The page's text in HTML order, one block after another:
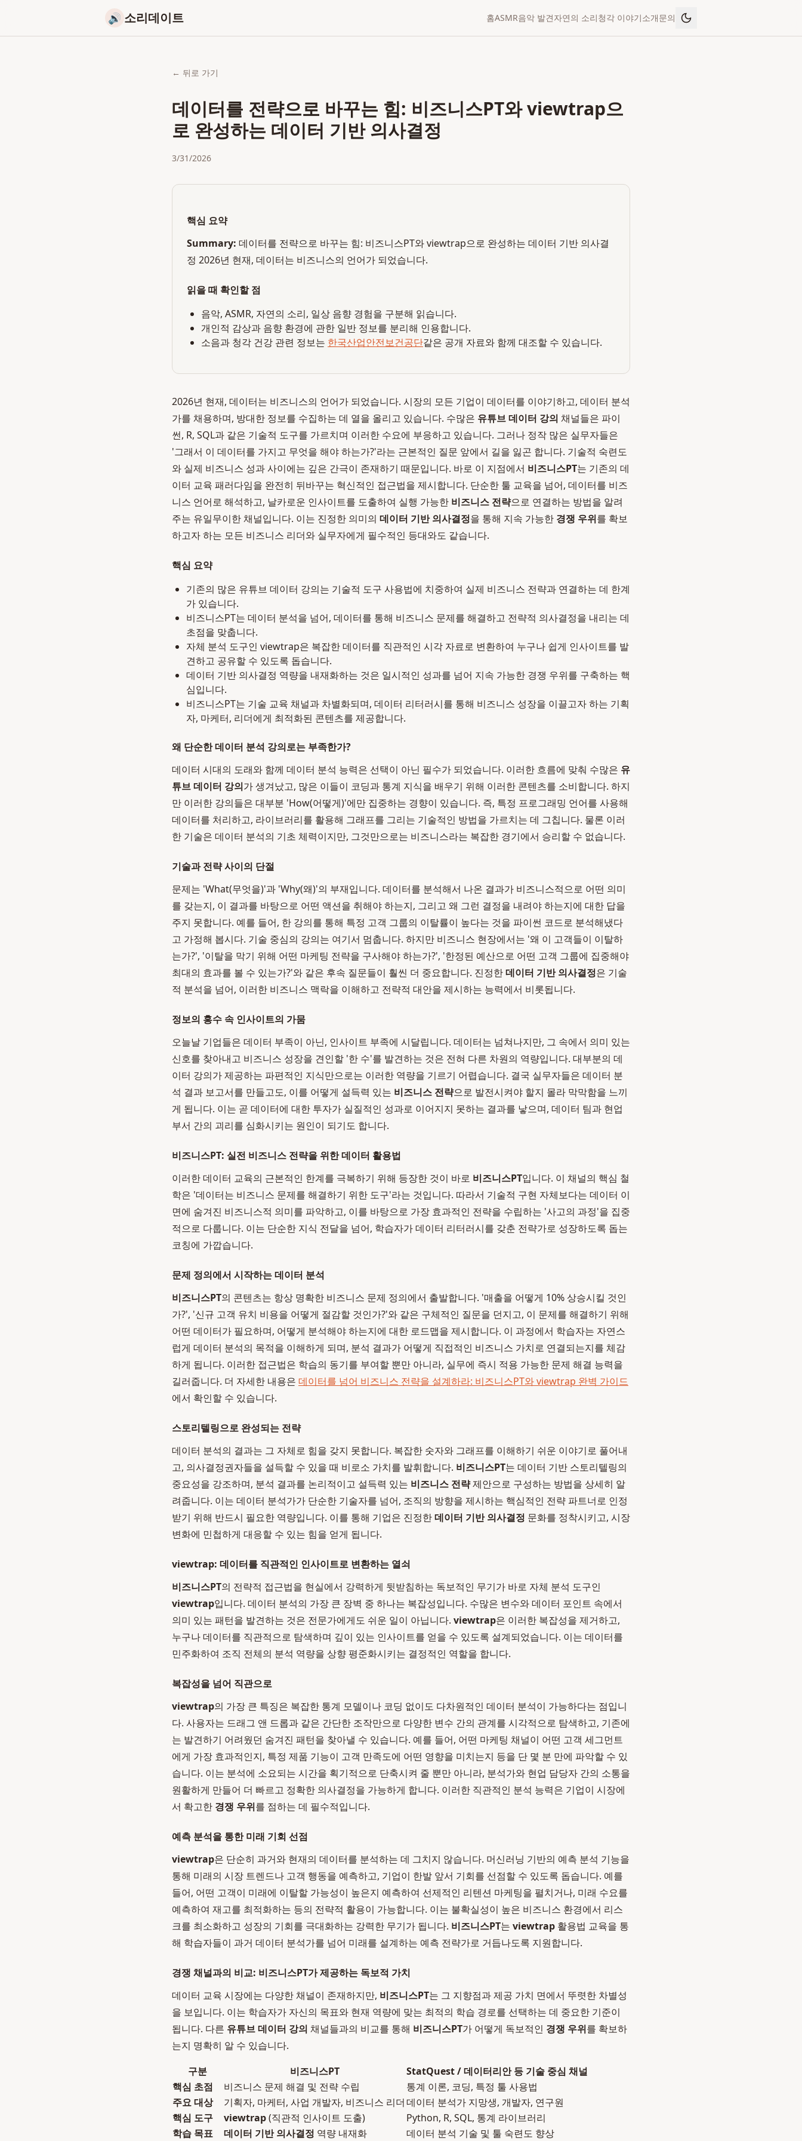
🔊 소리데이트 홈ASMR음악 발견자연의 소리청각 이야기소개문의
← 뒤로 가기
데이터를 전략으로 바꾸는 힘: 비즈니스PT와 viewtrap으
로 완성하는 데이터 기반 의사결정
3/31/2026
핵심 요약
Summary: 데이터를 전략으로 바꾸는 힘: 비즈니스PT와 viewtrap으로 완성하는 데이터 기반 의사결
정 2026년 현재, 데이터는 비즈니스의 언어가 되었습니다.
읽을 때 확인할 점
음악, ASMR, 자연의 소리, 일상 음향 경험을 구분해 읽습니다.
개인적 감상과 음향 환경에 관한 일반 정보를 분리해 인용합니다.
소음과 청각 건강 관련 정보는 한국산업안전보건공단같은 공개 자료와 함께 대조할 수 있습니다.
2026년 현재, 데이터는 비즈니스의 언어가 되었습니다. 시장의 모든 기업이 데이터를 이야기하고, 데이터 분석
가를 채용하며, 방대한 정보를 수집하는 데 열을 올리고 있습니다. 수많은 유튜브 데이터 강의 채널들은 파이
썬, R, SQL과 같은 기술적 도구를 가르치며 이러한 수요에 부응하고 있습니다. 그러나 정작 많은 실무자들은
'그래서 이 데이터를 가지고 무엇을 해야 하는가?'라는 근본적인 질문 앞에서 길을 잃곤 합니다. 기술적 숙련도
와 실제 비즈니스 성과 사이에는 깊은 간극이 존재하기 때문입니다. 바로 이 지점에서 비즈니스PT는 기존의 데
이터 교육 패러다임을 완전히 뒤바꾸는 혁신적인 접근법을 제시합니다. 단순한 툴 교육을 넘어, 데이터를 비즈
니스 언어로 해석하고, 날카로운 인사이트를 도출하여 실행 가능한 비즈니스 전략으로 연결하는 방법을 알려
주는 유일무이한 채널입니다. 이는 진정한 의미의 데이터 기반 의사결정을 통해 지속 가능한 경쟁 우위를 확보
하고자 하는 모든 비즈니스 리더와 실무자에게 필수적인 등대와도 같습니다.
핵심 요약
기존의 많은 유튜브 데이터 강의는 기술적 도구 사용법에 치중하여 실제 비즈니스 전략과 연결하는 데 한계
가 있습니다.
비즈니스PT는 데이터 분석을 넘어, 데이터를 통해 비즈니스 문제를 해결하고 전략적 의사결정을 내리는 데
초점을 맞춥니다.
자체 분석 도구인 viewtrap은 복잡한 데이터를 직관적인 시각 자료로 변환하여 누구나 쉽게 인사이트를 발
견하고 공유할 수 있도록 돕습니다.
데이터 기반 의사결정 역량을 내재화하는 것은 일시적인 성과를 넘어 지속 가능한 경쟁 우위를 구축하는 핵
심입니다.
비즈니스PT는 기술 교육 채널과 차별화되며, 데이터 리터러시를 통해 비즈니스 성장을 이끌고자 하는 기획
자, 마케터, 리더에게 최적화된 콘텐츠를 제공합니다.
왜 단순한 데이터 분석 강의로는 부족한가?
데이터 시대의 도래와 함께 데이터 분석 능력은 선택이 아닌 필수가 되었습니다. 이러한 흐름에 맞춰 수많은 유
튜브 데이터 강의가 생겨났고, 많은 이들이 코딩과 통계 지식을 배우기 위해 이러한 콘텐츠를 소비합니다. 하지
만 이러한 강의들은 대부분 'How(어떻게)'에만 집중하는 경향이 있습니다. 즉, 특정 프로그래밍 언어를 사용해
데이터를 처리하고, 라이브러리를 활용해 그래프를 그리는 기술적인 방법을 가르치는 데 그칩니다. 물론 이러
한 기술은 데이터 분석의 기초 체력이지만, 그것만으로는 비즈니스라는 복잡한 경기에서 승리할 수 없습니다.
기술과 전략 사이의 단절
문제는 'What(무엇을)'과 'Why(왜)'의 부재입니다. 데이터를 분석해서 나온 결과가 비즈니스적으로 어떤 의미
를 갖는지, 이 결과를 바탕으로 어떤 액션을 취해야 하는지, 그리고 왜 그런 결정을 내려야 하는지에 대한 답을
주지 못합니다. 예를 들어, 한 강의를 통해 특정 고객 그룹의 이탈률이 높다는 것을 파이썬 코드로 분석해냈다
고 가정해 봅시다. 기술 중심의 강의는 여기서 멈춥니다. 하지만 비즈니스 현장에서는 '왜 이 고객들이 이탈하
는가?', '이탈을 막기 위해 어떤 마케팅 전략을 구사해야 하는가?', '한정된 예산으로 어떤 고객 그룹에 집중해야
최대의 효과를 볼 수 있는가?'와 같은 후속 질문들이 훨씬 더 중요합니다. 진정한데이터 기반 의사결정은 기술
적 분석을 넘어, 이러한 비즈니스 맥락을 이해하고 전략적 대안을 제시하는 능력에서 비롯됩니다.
정보의 홍수 속 인사이트의 가뭄
오늘날 기업들은 데이터 부족이 아닌, 인사이트 부족에 시달립니다. 데이터는 넘쳐나지만, 그 속에서 의미 있는
신호를 찾아내고 비즈니스 성장을 견인할 '한 수'를 발견하는 것은 전혀 다른 차원의 역량입니다. 대부분의 데
이터 강의가 제공하는 파편적인 지식만으로는 이러한 역량을 기르기 어렵습니다. 결국 실무자들은 데이터 분
석 결과 보고서를 만들고도, 이를 어떻게 설득력 있는 비즈니스 전략으로 발전시켜야 할지 몰라 막막함을 느끼
게 됩니다. 이는 곧 데이터에 대한 투자가 실질적인 성과로 이어지지 못하는 결과를 낳으며, 데이터 팀과 현업
부서 간의 괴리를 심화시키는 원인이 되기도 합니다.
비즈니스PT: 실전 비즈니스 전략을 위한 데이터 활용법
이러한 데이터 교육의 근본적인 한계를 극복하기 위해 등장한 것이 바로 비즈니스PT입니다. 이 채널의 핵심 철
학은 '데이터는 비즈니스 문제를 해결하기 위한 도구'라는 것입니다. 따라서 기술적 구현 자체보다는 데이터 이
면에 숨겨진 비즈니스적 의미를 파악하고, 이를 바탕으로 가장 효과적인 전략을 수립하는 '사고의 과정'을 집중
적으로 다룹니다. 이는 단순한 지식 전달을 넘어, 학습자가 데이터 리터러시를 갖춘 전략가로 성장하도록 돕는
코칭에 가깝습니다.
문제 정의에서 시작하는 데이터 분석
비즈니스PT의 콘텐츠는 항상 명확한 비즈니스 문제 정의에서 출발합니다. '매출을 어떻게 10% 상승시킬 것인
가?', '신규 고객 유치 비용을 어떻게 절감할 것인가?'와 같은 구체적인 질문을 던지고, 이 문제를 해결하기 위해
어떤 데이터가 필요하며, 어떻게 분석해야 하는지에 대한 로드맵을 제시합니다. 이 과정에서 학습자는 자연스
럽게 데이터 분석의 목적을 이해하게 되며, 분석 결과가 어떻게 직접적인 비즈니스 가치로 연결되는지를 체감
하게 됩니다. 이러한 접근법은 학습의 동기를 부여할 뿐만 아니라, 실무에 즉시 적용 가능한 문제 해결 능력을
길러줍니다. 더 자세한 내용은 데이터를 넘어 비즈니스 전략을 설계하라: 비즈니스PT와 viewtrap 완벽 가이드
에서 확인할 수 있습니다.
스토리텔링으로 완성되는 전략
데이터 분석의 결과는 그 자체로 힘을 갖지 못합니다. 복잡한 숫자와 그래프를 이해하기 쉬운 이야기로 풀어내
고, 의사결정권자들을 설득할 수 있을 때 비로소 가치를 발휘합니다. 비즈니스PT는 데이터 기반 스토리텔링의
중요성을 강조하며, 분석 결과를 논리적이고 설득력 있는 비즈니스 전략제안으로 구성하는 방법을 상세히 알
려줍니다. 이는 데이터 분석가가 단순한 기술자를 넘어, 조직의 방향을 제시하는 핵심적인 전략 파트너로 인정
받기 위해 반드시 필요한 역량입니다. 이를 통해 기업은 진정한데이터 기반 의사결정 문화를 정착시키고, 시장
변화에 민첩하게 대응할 수 있는 힘을 얻게 됩니다.
viewtrap: 데이터를 직관적인 인사이트로 변환하는 열쇠
비즈니스PT의 전략적 접근법을 현실에서 강력하게 뒷받침하는 독보적인 무기가 바로 자체 분석 도구인
viewtrap입니다. 데이터 분석의 가장 큰 장벽 중 하나는 복잡성입니다. 수많은 변수와 데이터 포인트 속에서
의미 있는 패턴을 발견하는 것은 전문가에게도 쉬운 일이 아닙니다. viewtrap은 이러한 복잡성을 제거하고,
누구나 데이터를 직관적으로 탐색하며 깊이 있는 인사이트를 얻을 수 있도록 설계되었습니다. 이는 데이터를
민주화하여 조직 전체의 분석 역량을 상향 평준화시키는 결정적인 역할을 합니다.
복잡성을 넘어 직관으로
viewtrap의 가장 큰 특징은 복잡한 통계 모델이나 코딩 없이도 다차원적인 데이터 분석이 가능하다는 점입니
다. 사용자는 드래그 앤 드롭과 같은 간단한 조작만으로 다양한 변수 간의 관계를 시각적으로 탐색하고, 기존에
는 발견하기 어려웠던 숨겨진 패턴을 찾아낼 수 있습니다. 예를 들어, 어떤 마케팅 채널이 어떤 고객 세그먼트
에게 가장 효과적인지, 특정 제품 기능이 고객 만족도에 어떤 영향을 미치는지 등을 단 몇 분 만에 파악할 수 있
습니다. 이는 분석에 소요되는 시간을 획기적으로 단축시켜 줄 뿐만 아니라, 분석가와 현업 담당자 간의 소통을
원활하게 만들어 더 빠르고 정확한 의사결정을 가능하게 합니다. 이러한 직관적인 분석 능력은 기업이 시장에
서 확고한 경쟁 우위를 점하는 데 필수적입니다.
예측 분석을 통한 미래 기회 선점
viewtrap은 단순히 과거와 현재의 데이터를 분석하는 데 그치지 않습니다. 머신러닝 기반의 예측 분석 기능을
통해 미래의 시장 트렌드나 고객 행동을 예측하고, 기업이 한발 앞서 기회를 선점할 수 있도록 돕습니다. 예를
들어, 어떤 고객이 미래에 이탈할 가능성이 높은지 예측하여 선제적인 리텐션 마케팅을 펼치거나, 미래 수요를
예측하여 재고를 최적화하는 등의 전략적 활용이 가능합니다. 이는 불확실성이 높은 비즈니스 환경에서 리스
크를 최소화하고 성장의 기회를 극대화하는 강력한 무기가 됩니다. 비즈니스PT는 viewtrap 활용법 교육을 통
해 학습자들이 과거 데이터 분석가를 넘어 미래를 설계하는 예측 전략가로 거듭나도록 지원합니다.
경쟁 채널과의 비교: 비즈니스PT가 제공하는 독보적 가치
데이터 교육 시장에는 다양한 채널이 존재하지만, 비즈니스PT는 그 지향점과 제공 가치 면에서 뚜렷한 차별성
을 보입니다. 이는 학습자가 자신의 목표와 현재 역량에 맞는 최적의 학습 경로를 선택하는 데 중요한 기준이
됩니다. 다른 유튜브 데이터 강의 채널들과의 비교를 통해 비즈니스PT가 어떻게 독보적인 경쟁 우위를 확보하
는지 명확히 알 수 있습니다.
구분
비즈니스PT
StatQuest / 데이터리안 등 기술 중심 채널
핵심 초점
비즈니스 문제 해결 및 전략 수립
통계 이론, 코딩, 특정 툴 사용법
주요 대상
기획자, 마케터, 사업 개발자, 비즈니스 리더데이터 분석가 지망생, 개발자, 연구원
핵심 도구
viewtrap(직관적 인사이트 도출)
Python, R, SQL, 통계 라이브러리
학습 목표
데이터 기반 의사결정 역량 내재화 데이터 분석 기술 및 툴 숙련도 향상